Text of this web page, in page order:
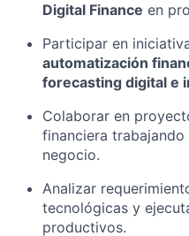
Digital Finance en
Participar en
automatización
forecasting digital e
Colaborar en
financiera
negocio.
Analizar
tecnológicas y
productivos.